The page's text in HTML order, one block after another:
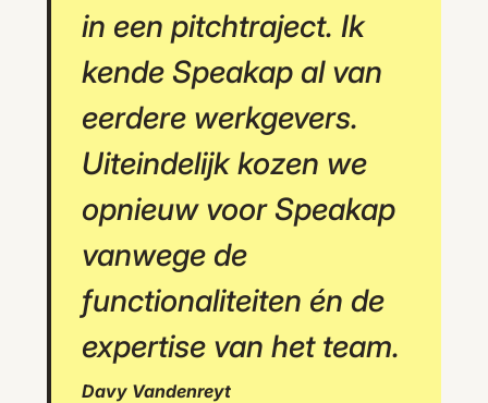
in een pitchtraject. Ik
kende Speakap al van
eerdere werkgevers.
Uiteindelijk kozen we
opnieuw voor Speakap
vanwege de
functionaliteiten én de
expertise van het team.
Davy Vandenreyt